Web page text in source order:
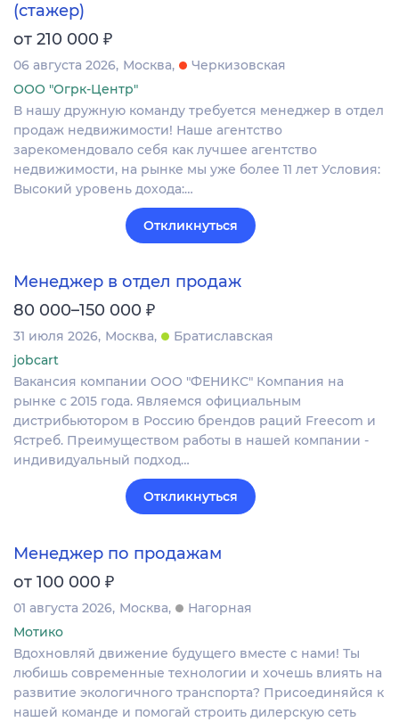
(стажер)
от 210 000 ₽
06 августа 2026 Москва
Черкизовская
ООО "Огрк-Центр"
В нашу дружную команду требуется менеджер в отдел
продаж недвижимости! Наше агентство
зарекомендовало себя как лучшее агентство
недвижимости, на рынке мы уже более 11 лет Условия:
Высокий уровень дохода:…
Откликнуться
Менеджер в отдел продаж
80 000–150 000 ₽
31 июля 2026 Москва
Братиславская
jobcart
Вакансия компании ООО "ФЕНИКС" Компания на
рынке с 2015 года. Являемся официальным
дистрибьютором в Россию брендов раций Freecom и
Ястреб. Преимуществом работы в нашей компании -
индивидуальный подход…
Откликнуться
Менеджер по продажам
от 100 000 ₽
01 августа 2026 Москва
Нагорная
Мотико
Вдохновляй движение будущего вместе с нами! Ты
любишь современные технологии и хочешь влиять на
развитие экологичного транспорта? Присоединяйся к
нашей команде и помогай строить дилерскую сеть